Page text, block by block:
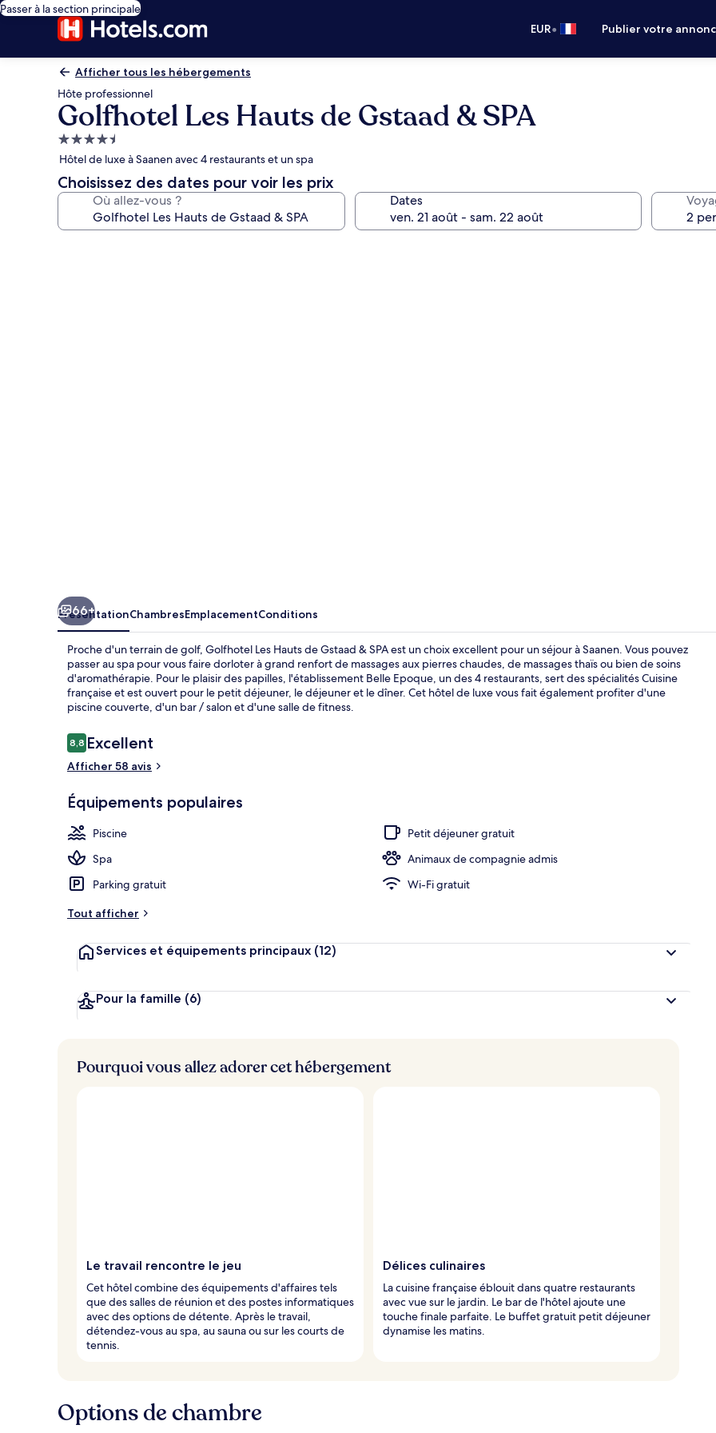
Passer à la section principale
EUR• Publier votre
Afficher tous les hébergements
Hôte professionnel
Golfhotel Les Hauts de Gstaad & SPA
Hébergement
4.5 étoiles
Hôtel de luxe à Saanen avec 4 restaurants et un spa
Choisissez des dates pour voir les prix
Où allez-vous ? Dates
4
66+
PrésentationChambresEmplacementConditions
Proche d'un terrain de golf, Golfhotel Les Hauts de Gstaad & SPA est un choix excellent pour un séjour à Saanen. Vous pouvez
passer au spa pour vous faire dorloter à grand renfort de massages aux pierres chaudes, de massages thaïs ou bien de soins
d'aromathérapie. Pour le plaisir des papilles, l'établissement Belle Epoque, un des 4 restaurants, sert des spécialités Cuisine
française et est ouvert pour le petit déjeuner, le déjeuner et le dîner. Cet hôtel de luxe vous fait également profiter d'une
piscine couverte, d'un bar / salon et d'une salle de fitness.
Avis
voyageurs
8,88,8 sur 10
Excellent
Afficher 58 avis
Équipements populaires
Piscine
Petit déjeuner gratuit
Spa
Animaux de compagnie admis
Parking gratuit
Wi-Fi gratuit
Tout afficher
Services et équipements principaux (12)
Pour la famille (6)
Pourquoi vous allez adorer cet hébergement
Le travail rencontre le jeu
Cet hôtel combine des équipements d'affaires tels
que des salles de réunion et des postes informatiques
avec des options de détente. Après le travail,
détendez-vous au spa, au sauna ou sur les courts de
tennis.
Délices culinaires
La cuisine française éblouit dans quatre restaurants
avec vue sur le jardin. Le bar de l'hôtel ajoute une
touche finale parfaite. Le buffet gratuit petit déjeuner
dynamise les matins.
Options de chambre